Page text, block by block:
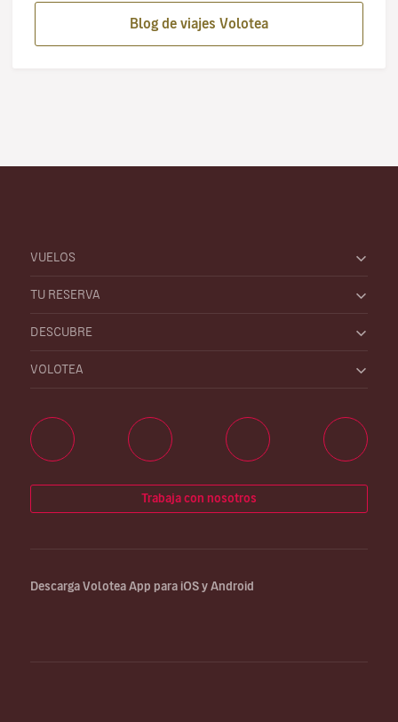
Blog de viajes Volotea
VUELOS
TU RESERVA
DESCUBRE
VOLOTEA
Trabaja con nosotros
Descarga Volotea App para iOS y Android